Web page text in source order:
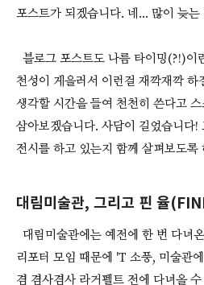
포스트가 되겠습니다. 네... 많이 늦
블로그 포스트도 나름 타이밍(?!)이
천성이 게을러서 이런걸 재깍재깍 하
생각할 시간을 들여 천천히 쓴다고
삼아보겠습니다. 사담이 길었습니다
전시를 하고 있는지 함께 살펴보도록
대림미술관, 그리고 핀 율
대림미술관에는 예전에 한 번 다녀
리포터 모임 때문에 'T 소풍, 미술관
겸 겸사겸사 라거펠트 전에 다녀올